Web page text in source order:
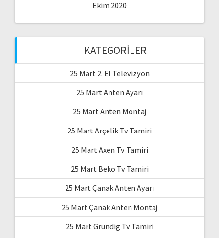
Ekim 2020
KATEGORILER
25 Mart 2. El Televizyon
25 Mart Anten Ayarı
25 Mart Anten Montaj
25 Mart Arçelik Tv Tamiri
25 Mart Axen Tv Tamiri
25 Mart Beko Tv Tamiri
25 Mart Çanak Anten Ayarı
25 Mart Çanak Anten Montaj
25 Mart Grundig Tv Tamiri